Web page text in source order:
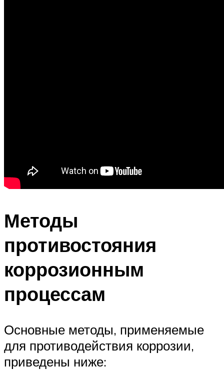
Методы
противостояния
коррозионным
процессам
Основные методы, применяемые
для противодействия коррозии,
приведены ниже: